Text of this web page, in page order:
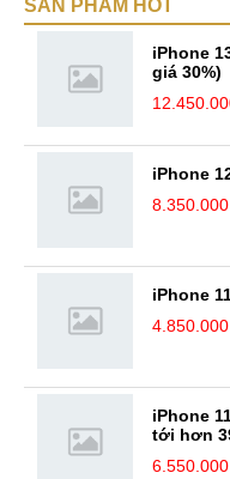
học cũng như kinh nghiệm
SẢN PHẨM HOT
iPhone
giá 30%)
iPhone
8.350.000
iPhone
4.850.000
iPhone
tới hơn
6.550.000